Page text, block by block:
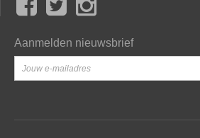
Aanmelden nieuwsbrief